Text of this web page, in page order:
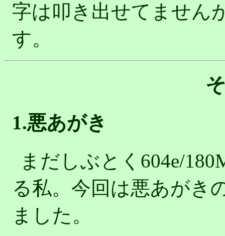
字は叩き出せてません
す。
1.悪あがき
まだしぶとく604e/
る私。今回は悪あがき
ました。